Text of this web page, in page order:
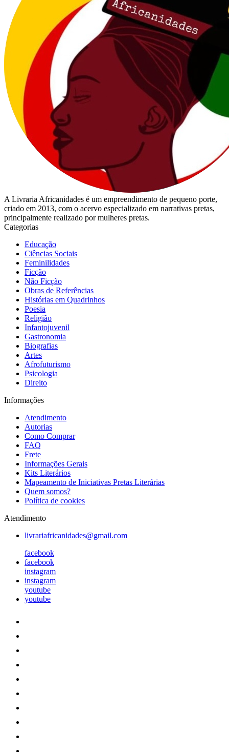
A Livraria Africanidades é um empreendimento de pequeno porte,
criado em 2013, com o acervo especializado em narrativas pretas,
principalmente realizado por mulheres pretas.
Categorias
Educação
Ciências Sociais
Feminilidades
Ficção
Não Ficção
Obras de Referências
Histórias em Quadrinhos
Poesia
Religião
Infantojuvenil
Gastronomia
Biografias
Artes
Afrofuturismo
Psicologia
Direito
Informações
Atendimento
Autorias
Como Comprar
FAQ
Frete
Informações Gerais
Kits Literários
Mapeamento de Iniciativas Pretas Literárias
Quem somos?
Política de cookies
Atendimento
livrariafricanidades@gmail.com
facebook
facebook
instagram
instagram
youtube
youtube